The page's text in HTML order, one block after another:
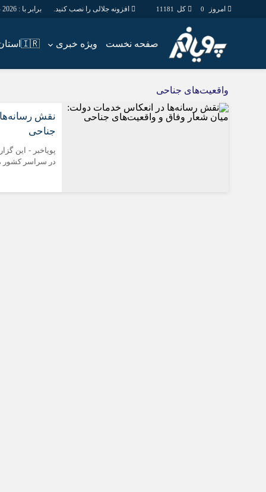
کل 11181 امروز 0 افزونه جلالی را نصب کنید. برابر با : Saturday - 8 - August - 2026
صفحه نخست ویژه خبری 🇮🇷استان ها
جامعه
اقتصاد
گالری عکس
حساب مشتری
واقعیت‌های جناحی
نقش
جناحی
پویاخبر - این
در سراسر کشور